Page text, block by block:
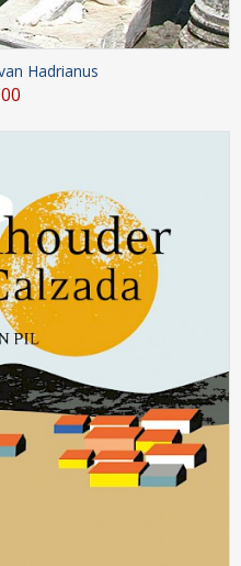
Hadrianus
00